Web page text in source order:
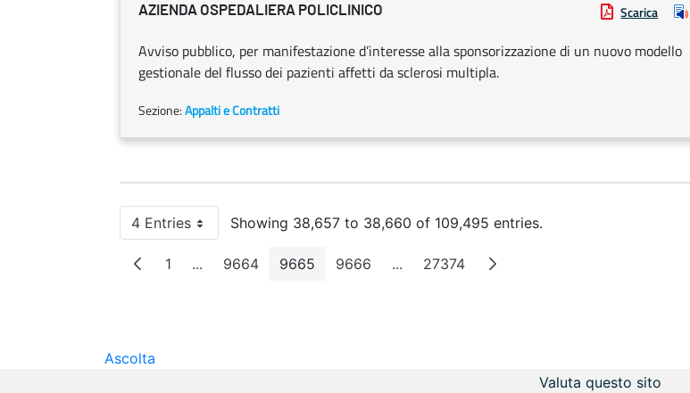
AZIENDA OSPEDALIERA POLICLINICO Scarica
Avviso pubblico, per manifestazione d’interesse alla sponsorizzazione di un nuovo modello
gestionale del flusso dei pazienti affetti da sclerosi multipla.
Sezione:Appalti e Contratti
4 EntriesPer PageShowing 38,657 to 38,660 of 109,495 entries.
Page
1 ...Intermediate Pages
Page
9664 Page
9665 Page
9666 ...Intermediate Pages
Page
27374
Ascolta
Valuta questo sito